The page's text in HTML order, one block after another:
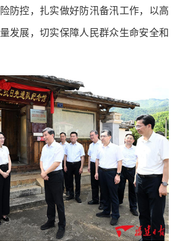
防控，扎实做好防汛备汛工作，以高
发展，切实保障人民群众生命安全和